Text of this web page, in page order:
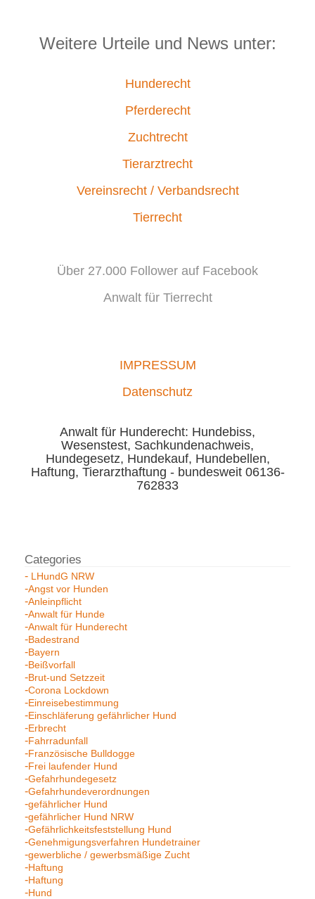
Weitere Urteile und News unter:
Hunderecht
Pferderecht
Zuchtrecht
Tierarztrecht
Vereinsrecht / Verbandsrecht
Tierrecht
Über 27.000 Follower auf Facebook
Anwalt für Tierrecht
IMPRESSUM
Datenschutz
Anwalt für Hunderecht: Hundebiss,
Wesenstest, Sachkundenachweis,
Hundegesetz, Hundekauf, Hundebellen,
Haftung, Tierarzthaftung - bundesweit 06136-
762833
LHundG NRW
Angst vor Hunden
Anleinpflicht
Anwalt für Hunde
Anwalt für Hunderecht
Badestrand
Bayern
Beißvorfall
Brut-und Setzzeit
Corona Lockdown
Einreisebestimmung
Einschläferung gefährlicher Hund
Erbrecht
Fahrradunfall
Französische Bulldogge
Frei laufender Hund
Gefahrhundegesetz
Gefahrhundeverordnungen
gefährlicher Hund
gefährlicher Hund NRW
Gefährlichkeitsfeststellung Hund
Genehmigungsverfahren Hundetrainer
gewerbliche / gewerbsmäßige Zucht
Haftung
Haftung
Hund